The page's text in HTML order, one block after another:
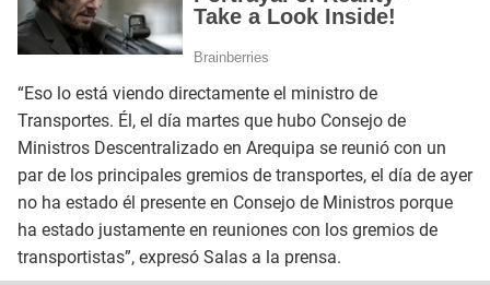
“Eso lo está viendo directamente el ministro de
Transportes. Él, el día martes que hubo Consejo de
Ministros Descentralizado en Arequipa se reunió con un
par de los principales gremios de transportes, el día de ayer
no ha estado él presente en Consejo de Ministros porque
ha estado justamente en reuniones con los gremios de
transportistas”, expresó Salas a la prensa.